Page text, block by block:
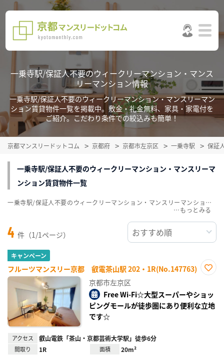
一乗寺駅/保証人不要のウィークリーマンション・マンス
リーマンション情報
一乗寺駅/保証人不要のウィークリーマンション・マンスリーマン
ション賃貸物件一覧を掲載中。敷金・礼金無料、家具・家電付を
ご紹介。こだわり条件での絞込みも簡単！
京都マンスリードットコム 京都府 京都市左京区 一乗寺駅 保証
一乗寺駅/保証人不要のウィークリーマンション・マンスリーマ
ンション賃貸物件一覧
4 件（1/1ページ）
キャンペーン
フルーツマンスリー京都 叡電茶山駅 202・1R(No.147763)
り登
録
京都市左京区
Free Wi-Fi☆大型スーパーやショッ
ピングモールが徒歩圏にあり便利な立地
です☆
アクセス 叡山電鉄「茶山・京都芸術大学駅」徒歩6分
間取り 1R 面積 20m²
一乗寺駅/保証人不要のウィークリーマンション・マンスリーマンション賃貸物件一覧を掲載中。敷金・礼金無料、家具・家電付をご紹介。こだわり条件での絞込みも簡単！
…